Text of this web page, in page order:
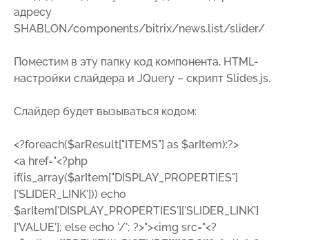
адресу
SHABLON/components/bitrix/news.list/slider/
Поместим в эту папку код компонента, HTML-
настройки слайдера и JQuery – скрипт Slides.js.
Слайдер будет вызываться кодом:
<?foreach($arResult["ITEMS"] as $arItem):?>
<a href="<?php
if(is_array($arItem["DISPLAY_PROPERTIES"]
['SLIDER_LINK'])) echo
$arItem['DISPLAY_PROPERTIES']['SLIDER_LINK']
['VALUE']; else echo '/'; ?>"><img src="<?